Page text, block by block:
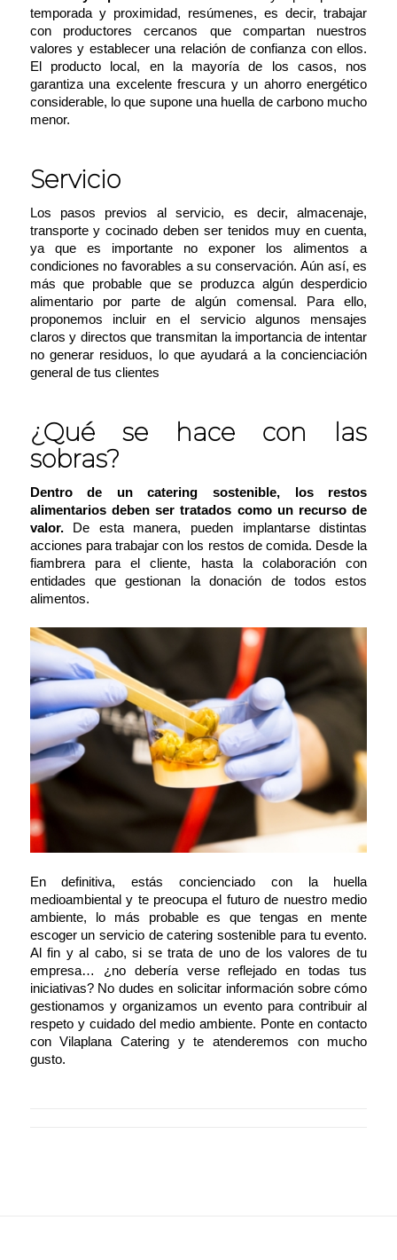
temporada y proximidad, resúmenes, es decir, trabajar
con productores cercanos que compartan nuestros
valores y establecer una relación de confianza con ellos.
El producto local, en la mayoría de los casos, nos
garantiza una excelente frescura y un ahorro energético
considerable, lo que supone una huella de carbono mucho
menor.
Servicio
Los pasos previos al servicio, es decir, almacenaje,
transporte y cocinado deben ser tenidos muy en cuenta,
ya que es importante no exponer los alimentos a
condiciones no favorables a su conservación. Aún así, es
más que probable que se produzca algún desperdicio
alimentario por parte de algún comensal. Para ello,
proponemos incluir en el servicio algunos mensajes
claros y directos que transmitan la importancia de intentar
no generar residuos, lo que ayudará a la concienciación
general de tus clientes
¿Qué se hace con las
sobras?
Dentro de un catering sostenible, los restos
alimentarios deben ser tratados como un recurso de
valor.De esta manera, pueden implantarse distintas
acciones para trabajar con los restos de comida. Desde la
fiambrera para el cliente, hasta la colaboración con
entidades que gestionan la donación de todos estos
alimentos.
En definitiva, estás concienciado con la huella
medioambiental y te preocupa el futuro de nuestro medio
ambiente, lo más probable es que tengas en mente
escoger un servicio de catering sostenible para tu evento.
Al fin y al cabo, si se trata de uno de los valores de tu
empresa… ¿no debería verse reflejado en todas tus
iniciativas? No dudes en solicitar información sobre cómo
gestionamos y organizamos un evento para contribuir al
respeto y cuidado del medio ambiente. Ponte en contacto
conVilaplana Cateringy te atenderemos con mucho
gusto.